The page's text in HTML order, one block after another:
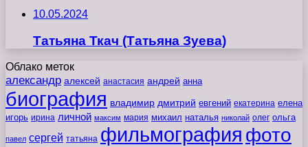
10.05.2024
Татьяна Ткач (Татьяна Зуева)
Облако меток
александр алексей анастасия андрей анна
биография владимир дмитрий евгений екатерина елена
игорь ирина личной максим мария михаил наталья николай олег ольга
павел сергей татьяна фильмография фото